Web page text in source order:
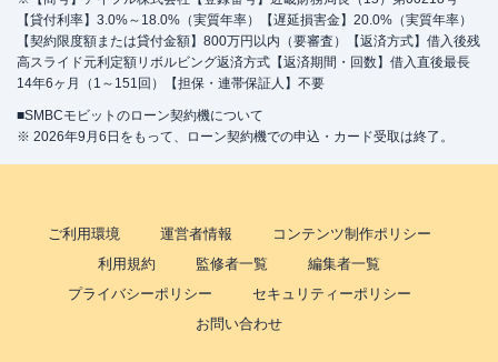
【貸付利率】3.0%～18.0%（実質年率）【遅延損害金】20.0%（実質年率）
【契約限度額または貸付金額】800万円以内（要審査）【返済方式】借入後残
高スライド元利定額リボルビング返済方式【返済期間・回数】借入直後最長
14年6ヶ月（1～151回）【担保・連帯保証人】不要
■SMBCモビットのローン契約機について
※ 2026年9月6日をもって、ローン契約機での申込・カード受取は終了。
ご利用環境 運営者情報
コンテンツ制作ポリシー
利用規約
監修者一覧
編集者一覧
プライバシーポリシー
セキュリティーポリシー
お問い合わせ